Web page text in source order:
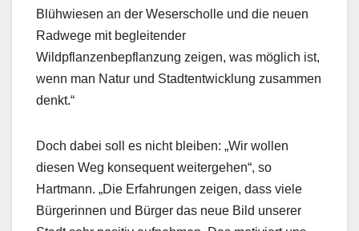
Blühwiesen an der Weserscholle und die neuen
Radwege mit begleitender
Wildpflanzenbepflanzung zeigen, was möglich ist,
wenn man Natur und Stadtentwicklung zusammen
denkt.“
Doch dabei soll es nicht bleiben: „Wir wollen
diesen Weg konsequent weitergehen“, so
Hartmann. „Die Erfahrungen zeigen, dass viele
Bürgerinnen und Bürger das neue Bild unserer